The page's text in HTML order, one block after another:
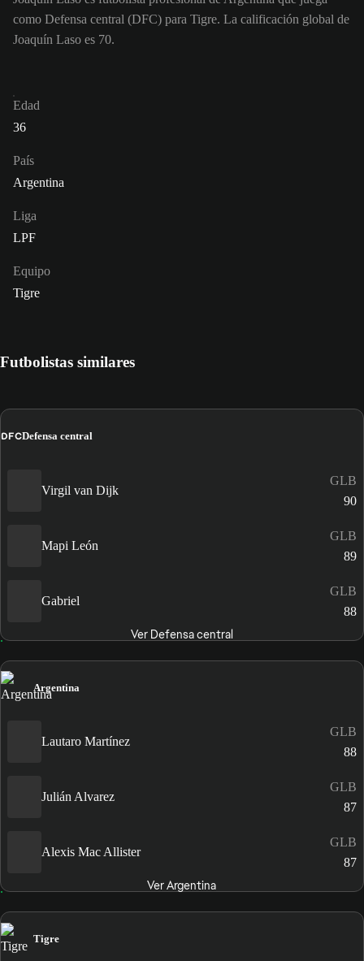
como Defensa central (DFC) para Tigre. La calificación global de
Joaquín Laso es 70.
Edad
36
País
Argentina
Liga
LPF
Equipo
Tigre
Futbolistas similares
DFCDefensa central
Virgil van Dijk
GLB
90
Mapi León
GLB
89
Gabriel
GLB
88
Ver Defensa central
Argentina
Lautaro Martínez
GLB
88
Julián Alvarez
GLB
87
Alexis Mac Allister
GLB
87
Ver Argentina
Tigre